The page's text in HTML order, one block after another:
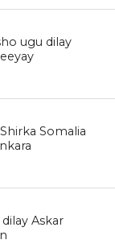
ugu dilay
Somalia
Askar